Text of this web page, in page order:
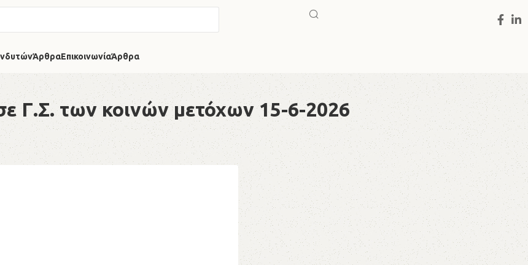
ΆρθραΕπικοινωνίαΆρθρα
Γ.Σ. των κοινών μετόχων 15-6-2026